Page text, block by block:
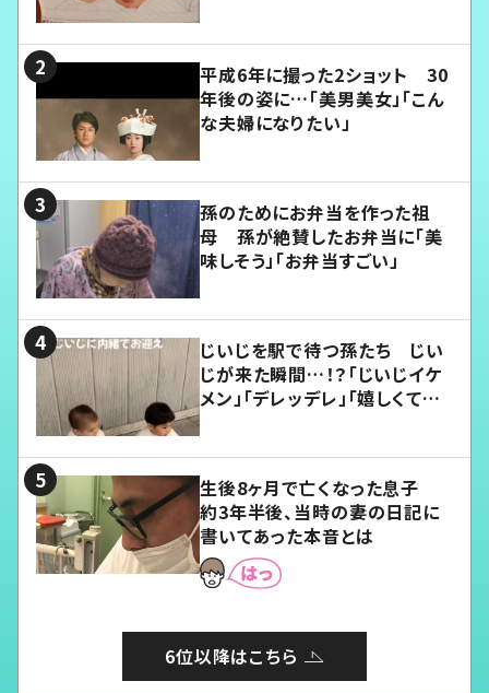
平成6年に撮った2ショット 30
年後の姿に…「美男美女」「こん
な夫婦になりたい」
孫のためにお弁当を作った祖
母 孫が絶賛したお弁当に「美
味しそう」「お弁当すごい」
じいじを駅で待つ孫たち じい
じが来た瞬間…！？「じいじイケ
メン」「デレッデレ」「嬉しくて可
生後8ヶ月で亡くなった息子
約3年半後、当時の妻の日記に
書いてあった本音とは
6位以降はこちら